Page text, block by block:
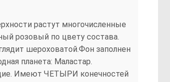
растут многочисленные
розовый по цвету состава.
шероховатой.Фон заполнен
планета: Маластар.
Имеют ЧЕТЫРИ конечностей